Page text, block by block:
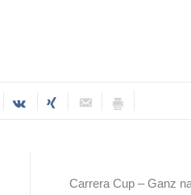
Carrera Cup – Ganz